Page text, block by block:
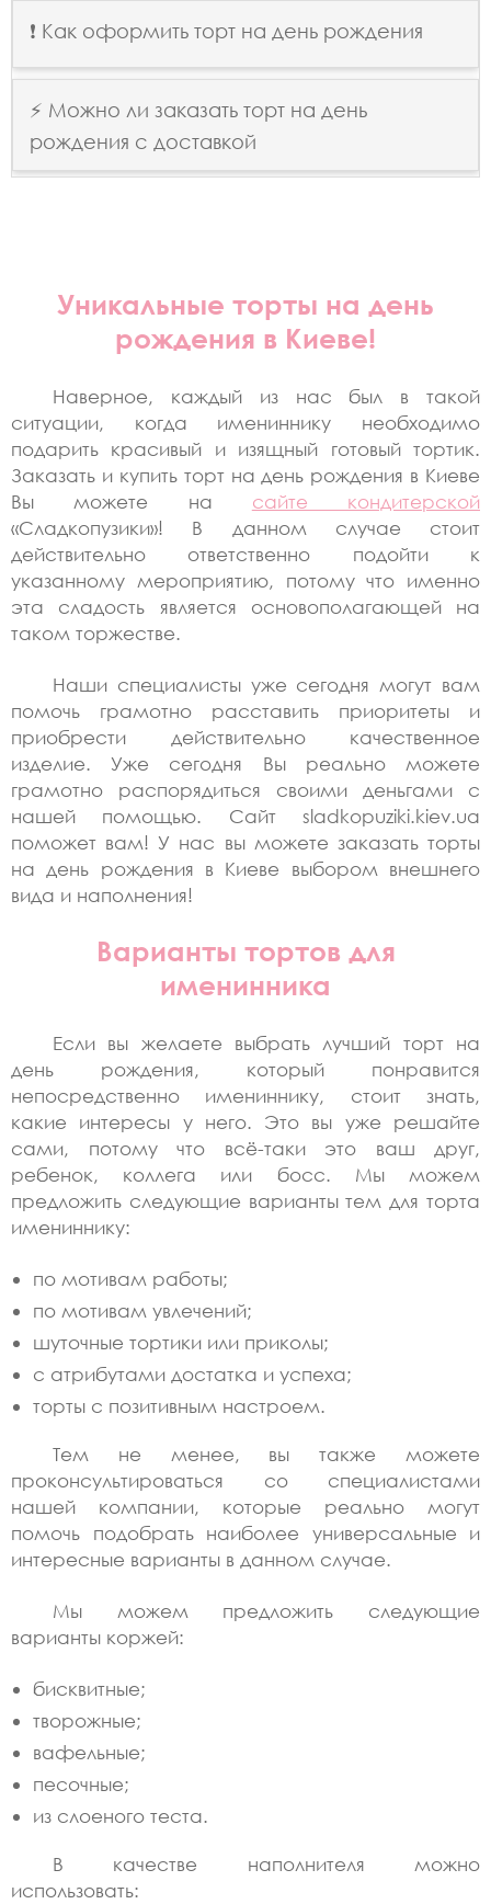
❗ Как оформить торт на день рождения
⚡ Можно ли заказать торт на день
рождения с доставкой
Уникальные торты на день
рождения в Киеве!
Наверное, каждый из нас был в такой
ситуации, когда имениннику необходимо
подарить красивый и изящный готовый тортик.
Заказать и купить торт на день рождения в Киеве
Вы можете на сайте кондитерской
«Сладкопузики»! В данном случае стоит
действительно ответственно подойти к
указанному мероприятию, потому что именно
эта сладость является основополагающей на
таком торжестве.
Наши специалисты уже сегодня могут вам
помочь грамотно расставить приоритеты и
приобрести действительно качественное
изделие. Уже сегодня Вы реально можете
грамотно распорядиться своими деньгами с
нашей помощью. Сайт sladkopuziki.kiev.ua
поможет вам! У нас вы можете заказать торты
на день рождения в Киеве выбором внешнего
вида и наполнения!
Варианты тортов для
именинника
Если вы желаете выбрать лучший торт на
день рождения, который понравится
непосредственно имениннику, стоит знать,
какие интересы у него. Это вы уже решайте
сами, потому что всё-таки это ваш друг,
ребенок, коллега или босс. Мы можем
предложить следующие варианты тем для торта
имениннику:
по мотивам работы;
по мотивам увлечений;
шуточные тортики или приколы;
с атрибутами достатка и успеха;
торты с позитивным настроем.
Тем не менее, вы также можете
проконсультироваться со специалистами
нашей компании, которые реально могут
помочь подобрать наиболее универсальные и
интересные варианты в данном случае.
Мы можем предложить следующие
варианты коржей:
бисквитные;
творожные;
вафельные;
песочные;
из слоеного теста.
В качестве наполнителя можно
использовать: